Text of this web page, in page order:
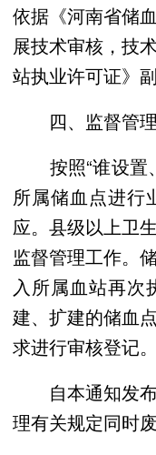
依据《河南省储
展技术审核，技
站执业许可证》
四、监督管理
按照“谁设置
所属储血点进行
应。县级以上卫
监督管理工作。
入所属血站再次
建、扩建的储血
求进行审核登记。
自本通知发布
理有关规定同时废